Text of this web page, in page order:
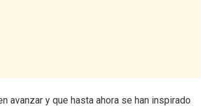
avanzar y que hasta ahora se han inspirado